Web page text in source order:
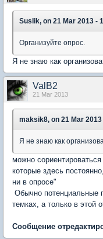
Suslik, on 21 Mar 2013 -
Организуйте опрос.
Я не знаю как
ValB2
21 Mar 2013
maksik8, on 21 Mar 2013
Я не знаю как
можно
которые здесь
ни в опросе"
Обычно потенциальные
темках, а только в этой
Сообщение